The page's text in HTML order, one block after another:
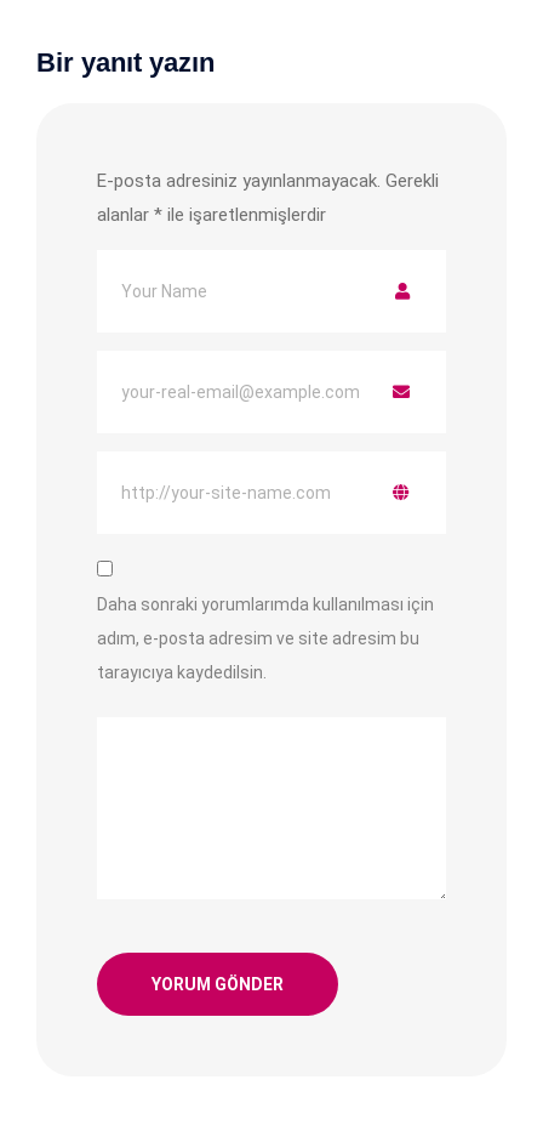
Bir yanıt yazın
E-posta adresiniz yayınlanmayacak. Gerekli
alanlar * ile işaretlenmişlerdir
Daha sonraki yorumlarımda kullanılması için
adım, e-posta adresim ve site adresim bu
tarayıcıya kaydedilsin.